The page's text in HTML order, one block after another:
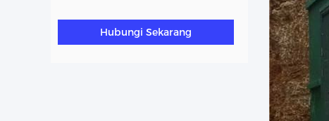
Mesin Pengolahan Air Limbah
Mesin Pengolahan Air Limbah
Hubungi Sekarang